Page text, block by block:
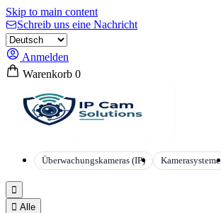
Skip to main content
Schreib uns eine Nachricht
Anmelden
Warenkorb 0
Überwachungskameras (IP) Kamerasysteme

 Alle